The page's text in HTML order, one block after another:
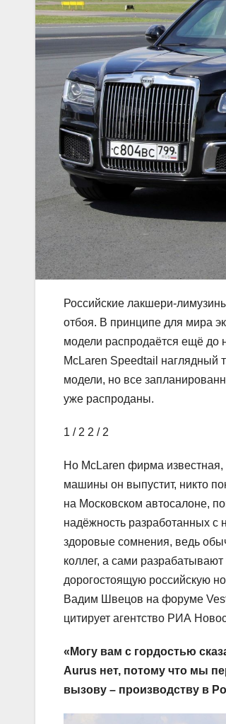
Российские лакшери-
отбоя. В принципе для мира
модели распродаётся ещё до
McLaren Speedtail наглядный
модели, но все
уже распроданы.
1 / 2 2 / 2
Но McLaren фирма известная,
машины он выпустит, никто
на Московском автосалоне,
надёжность разработанных с
здоровые сомнения, ведь
коллег, а сами
дорогостоящую российскую
Вадим Швецов на форуме
цитирует агентство РИА
«Могу вам с гордостью
Aurus нет, потому что мы
вызову – производству в